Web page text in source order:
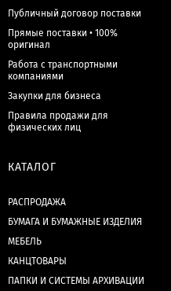
Публичный договор поставки
Прямые поставки • 100%
оригинал
Работа с транспортными
компаниями
Закупки для бизнеса
Правила продажи для
физических лиц
КАТАЛОГ
РАСПРОДАЖА
БУМАГА И БУМАЖНЫЕ ИЗДЕЛИЯ
МЕБЕЛЬ
КАНЦТОВАРЫ
ПАПКИ И СИСТЕМЫ АРХИВАЦИИ